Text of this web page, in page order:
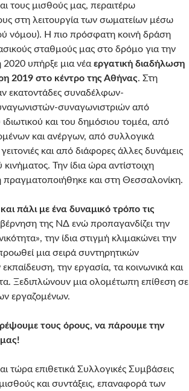
τους μισθούς μας, περαιτέρω
στη λειτουργία των σωματείων μέσω
νόμου). Η πιο πρόσφατη κοινή δράση
σταθμούς μας στο δρόμο για την
υπήρξε μια νέα εργατική διαδήλωση
2019 στο κέντρο της Αθήνας. Στη
εκατοντάδες συναδέλφων-
συναγωνιστριών από
και του δημόσιου τομέα, από
και ανέργων, από συλλογικά
και από διάφορες άλλες δυνάμεις
κινήματος. Την ίδια ώρα αντίστοιχη
πραγματοποιήθηκε και στη Θεσσαλονίκη.
πάλι με ένα δυναμικό τρόπο τις
της ΝΔ ενώ προπαγανδίζει την
την ίδια στιγμή κλιμακώνει την
μια σειρά συντηρητικών
την εργασία, τα κοινωνικά και
Ξεδιπλώνουν μια ολομέτωπη επίθεση σε
εργαζομένων.
τους όρους, να πάρουμε την
τώρα επιθετικά Συλλογικές Συμβάσεις
και συντάξεις, επαναφορά των